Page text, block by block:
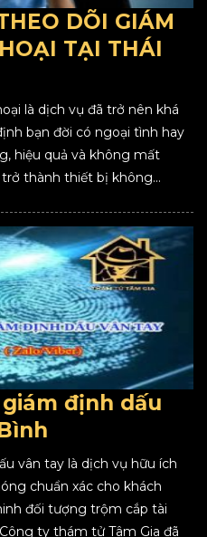
DÕI GIÁM
TẠI THÁI
là dịch vụ đã trở nên khá
bạn đời có ngoại tình hay
hiệu quả và không mất
thành thiết bị không...
định dấu
vân tay là dịch vụ hữu ích
chuẩn xác cho khách
đối tượng trộm cắp tài
ty thám tử Tâm Gia đã